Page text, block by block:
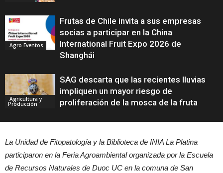
Agro Eventos
Frutas de Chile invita a sus empresas
socias a participar en la China
International Fruit Expo 2026 de
Shanghái
Agricultura y
Producción
SAG descarta que las recientes lluvias
impliquen un mayor riesgo de
proliferación de la mosca de la fruta
La Unidad de Fitopatología y la Biblioteca de INIA La Platina
participaron en la Feria Agroambiental organizada por la Escuela
de Recursos Naturales de Duoc UC en la comuna de San